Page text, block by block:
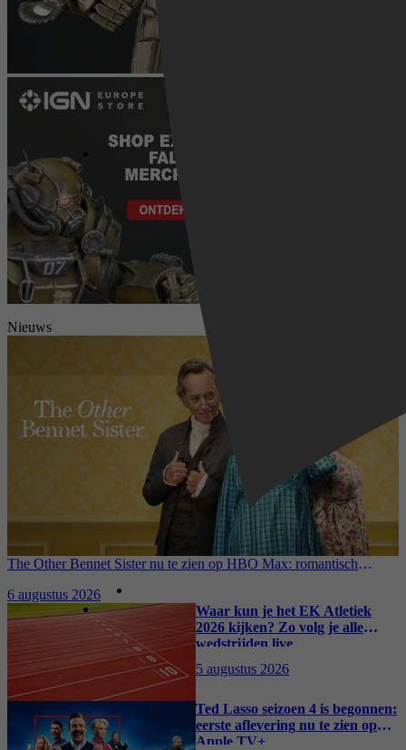
Nieuws
The Other Bennet Sister nu te zien op HBO Max: romantisch
6 augustus 2026
Waar kun je het EK Atletiek
2026 kijken? Zo volg je alle
wedstrijden live
5 augustus 2026
Ted Lasso seizoen 4 is begonnen:
eerste aflevering nu te zien op
Apple TV+